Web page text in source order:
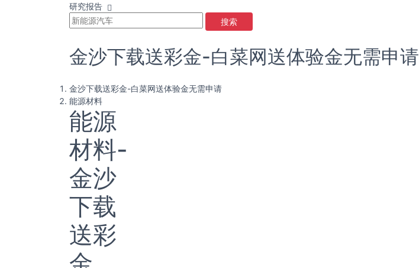
研究报告
搜索
金沙下载送彩金-白菜网送体验金无需申请
金沙下载送彩金-白菜网送体验金无需申请
能源材料
能源
材料-
金沙
下载
送彩